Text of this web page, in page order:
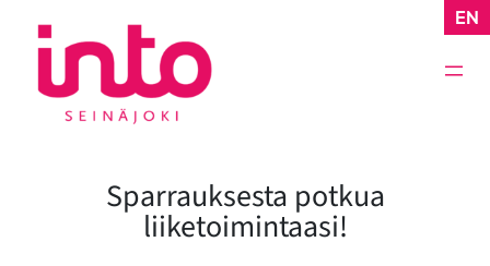
sisältöön
EN
Sparrauksesta potkua
liiketoimintaasi!